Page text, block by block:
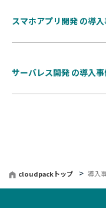
スマホアプリ開発 の導
サーバレス開発 の導入
cloudpackトップ 導入